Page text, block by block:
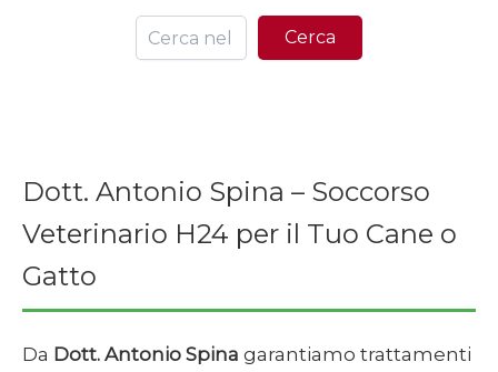
Cerca
Dott. Antonio Spina – Soccorso
Veterinario H24 per il Tuo Cane o
Gatto
Da Dott. Antonio Spina garantiamo trattamenti